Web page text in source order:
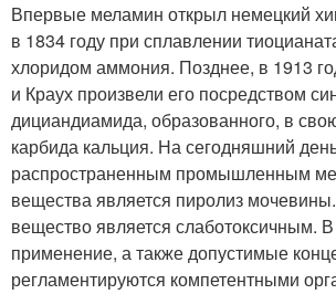
Впервые меламин открыл немецкий
в 1834 году при сплавлении
хлоридом аммония. Позднее, в 1913
и Краух произвели его посредством
дициандиамида, образованного, в
карбида кальция. На сегодняшний
распространенным промышленным
вещества является пиролиз
вещество является слаботоксичным. В
применение, а также допустимые
регламентируются компетентными